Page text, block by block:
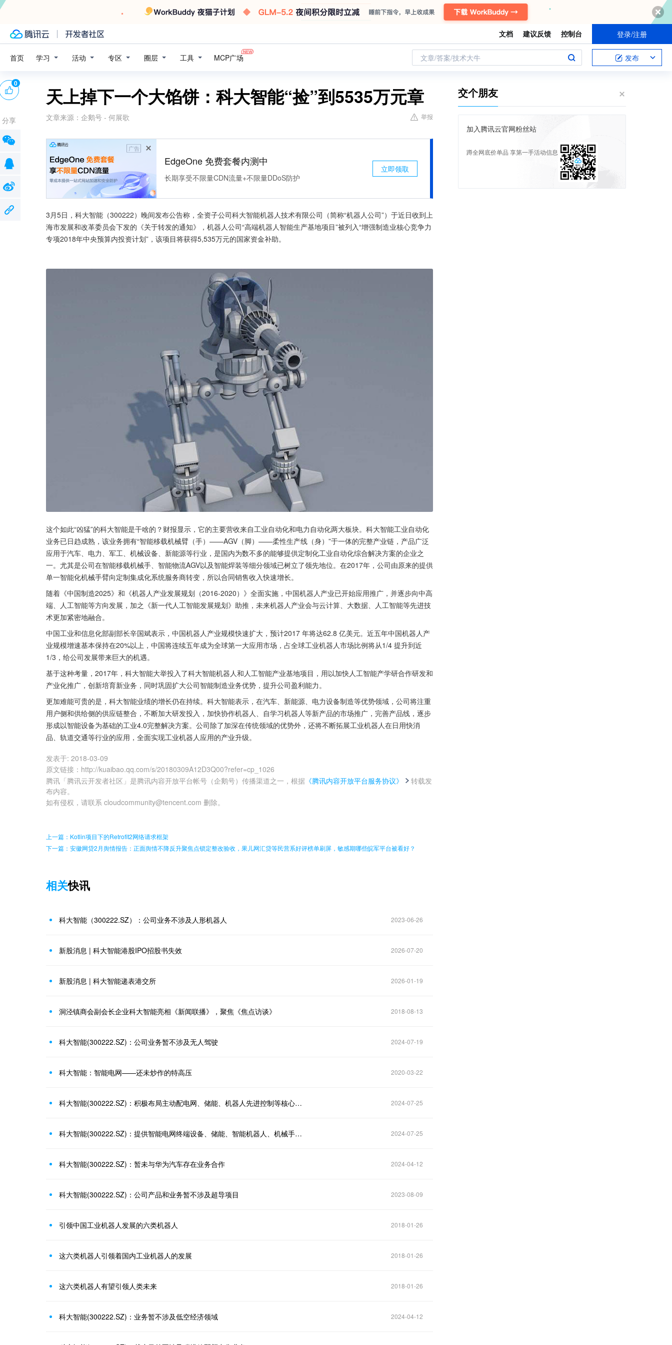
文档 建议反馈 控制台 登录/注册
首页 学习 活动 专区 圈层 工具 MCP广场 文章/答案/技术大牛 发布
天上掉下一个大馅饼：科大智能“捡”到5535万元章
文章来源： 企鹅号 - 何展歌 举报
广告
EdgeOne 免费套餐内测中
长期享受不限量CDN流量+不限量DDoS防护
立即领取
3月5日，科大智能（300222）晚间发布公告称，全资子公司科大智能机器人技术有限公司（简称“机器人公司”）于近日收到上
海市发展和改革委员会下发的《关于转发的通知》，机器人公司“高端机器人智能生产基地项目”被列入“增强制造业核心竞争力
专项2018年中央预算内投资计划”，该项目将获得5,535万元的国家资金补助。
这个如此“凶猛”的科大智能是干啥的？财报显示，它的主要营收来自工业自动化和电力自动化两大板块。科大智能工业自动化
业务已日趋成熟，该业务拥有“智能移载机械臂（手）——AGV（脚）——柔性生产线（身）”于一体的完整产业链，产品广泛
应用于汽车、电力、军工、机械设备、新能源等行业，是国内为数不多的能够提供定制化工业自动化综合解决方案的企业之
一。尤其是公司在智能移载机械手、智能物流AGV以及智能焊装等细分领域已树立了领先地位。在2017年，公司由原来的提供
单一智能化机械手臂向定制集成化系统服务商转变，所以合同销售收入快速增长。
随着《中国制造2025》和《机器人产业发展规划（2016-2020）》全面实施，中国机器人产业已开始应用推广，并逐步向中高
端、人工智能等方向发展，加之《新一代人工智能发展规划》助推，未来机器人产业会与云计算、大数据、人工智能等先进技
术更加紧密地融合。
中国工业和信息化部副部长辛国斌表示，中国机器人产业规模快速扩大，预计2017 年将达62.8 亿美元。近五年中国机器人产
业规模增速基本保持在20%以上，中国将连续五年成为全球第一大应用市场，占全球工业机器人市场比例将从1/4 提升到近
1/3，给公司发展带来巨大的机遇。
基于这种考量，2017年，科大智能大举投入了科大智能机器人和人工智能产业基地项目，用以加快人工智能产学研合作研发和
产业化推广，创新培育新业务，同时巩固扩大公司智能制造业务优势，提升公司盈利能力。
更加难能可贵的是，科大智能业绩的增长仍在持续。科大智能表示，在汽车、新能源、电力设备制造等优势领域，公司将注重
用户侧和供给侧的供应链整合，不断加大研发投入，加快协作机器人、自学习机器人等新产品的市场推广，完善产品线，逐步
形成以智能设备为基础的工业4.0完整解决方案。公司除了加深在传统领域的优势外，还将不断拓展工业机器人在日用快消
品、轨道交通等行业的应用，全面实现工业机器人应用的产业升级。
发表于: 2018-03-09
原文链接 ： http://kuaibao.qq.com/s/20180309A12D3Q00?refer=cp_1026
腾讯「腾讯云开发者社区」是腾讯内容开放平台帐号（企鹅号）传播渠道之一，根据 《腾讯内容开放平台服务协议》
转载发
布内容。
如有侵权，请联系 cloudcommunity@tencent.com 删除。
0
分享
上一篇：Kotlin项目下的Retrofit2网络请求框架
下一篇：安徽网贷2月舆情报告：正面舆情不降反升聚焦点锁定整改验收，果儿网汇贷等民营系好评榜单刷屏，敏感期哪些皖军平台被看好？
相关快讯
科大智能（300222.SZ）：公司业务不涉及人形机器人 2023-06-26
新股消息 | 科大智能港股IPO招股书失效 2026-07-20
新股消息 | 科大智能递表港交所 2026-01-19
洞泾镇商会副会长企业科大智能亮相《新闻联播》，聚焦《焦点访谈》 2018-08-13
科大智能(300222.SZ)：公司业务暂不涉及无人驾驶 2024-07-19
科大智能：智能电网——还未炒作的特高压 2020-03-22
科大智能(300222.SZ)：积极布局主动配电网、储能、机器人先进控制等核心技术研发 2024-07-25
科大智能(300222.SZ)：提供智能电网终端设备、储能、智能机器人、机械手等产品及涵盖产品全生命周期的服务体系 2024-07-25
科大智能(300222.SZ)：暂未与华为汽车存在业务合作 2024-04-12
科大智能(300222.SZ)：公司产品和业务暂不涉及超导项目 2023-08-09
引领中国工业机器人发展的六类机器人 2018-01-26
这六类机器人引领着国内工业机器人的发展 2018-01-26
这六类机器人有望引领人类未来 2018-01-26
科大智能(300222.SZ)：业务暂不涉及低空经济领域 2024-04-12
交个朋友
加入腾讯云官网粉丝站
蹲全网底价单品 享第一手活动信息